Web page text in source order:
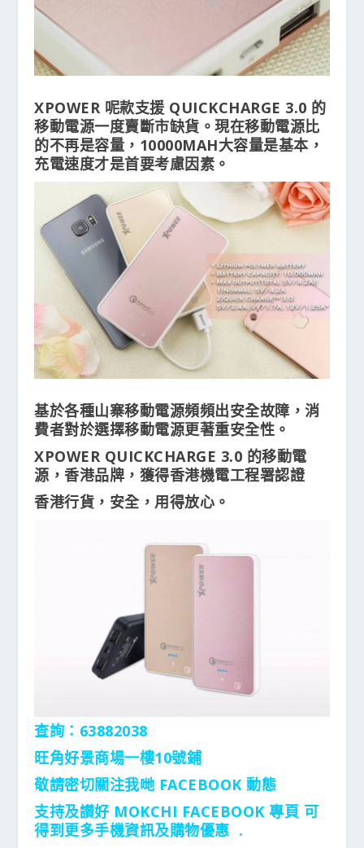
XPOWER 呢款支援 QUICKCHARGE 3.0 的
移動電源一度賣斷市缺貨。現在移動電源比
的不再是容量，10000MAH大容量是基本，
充電速度才是首要考慮因素。
基於各種山寨移動電源頻頻出安全故障，消
費者對於選擇移動電源更著重安全性。
XPOWER QUICKCHARGE 3.0 的移動電
源，香港品牌，獲得香港機電工程署認證
香港行貨，安全，用得放心。
查詢：63882038
旺角好景商場一樓10號鋪
敬請密切關注我哋 FACEBOOK 動態
支持及讃好 MOKCHI FACEBOOK 專頁 可
得到更多手機資訊及購物優惠 .